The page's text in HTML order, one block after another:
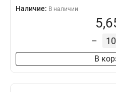
Наличие: В наличии
–
В